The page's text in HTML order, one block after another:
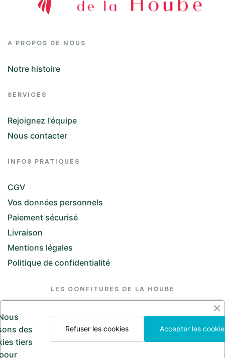
A PROPOS DE NOUS
Notre histoire
SERVICES
Rejoignez l'équipe
Nous contacter
INFOS PRATIQUES
CGV
Vos données personnels
Paiement sécurisé
Livraison
Mentions légales
Politique de confidentialité
LES CONFITURES DE LA HOUBE
26 Rue de l'Église, 57370 Saint-Jean-Kourtzerode
lesconfituresdelahoube@hotmail.com
Appelez-nous
des
tiers
Accepter les
Refuser les cookies